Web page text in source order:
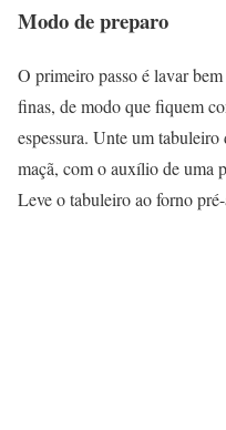
Modo de preparo
O primeiro passo é lavar bem
finas, de modo que fiquem
espessura. Unte um
maçã, com o auxílio de uma
Leve o tabuleiro ao forno